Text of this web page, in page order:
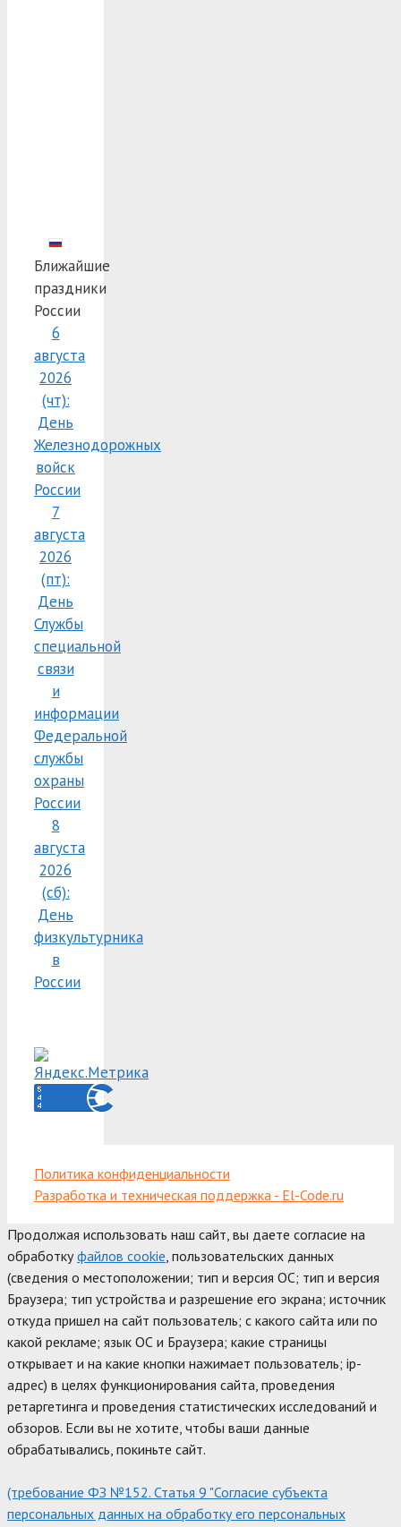
Ближайшие
праздники
России
6
августа
2026
(чт):
День
Железнодорожных
войск
России
7
августа
2026
(пт):
День
Службы
специальной
связи
и
информации
Федеральной
службы
охраны
России
8
августа
2026
(сб):
День
физкультурника
в
России
Политика конфиденциальности
Разработка и техническая поддержка - El-Code.ru
Продолжая использовать наш сайт, вы даете согласие на
обработкуфайлов cookie , пользовательских данных
(сведения о местоположении; тип и версия ОС; тип и версия
Браузера; тип устройства и разрешение его экрана; источник
откуда пришел на сайт пользователь; с какого сайта или по
какой рекламе; язык ОС и Браузера; какие страницы
открывает и на какие кнопки нажимает пользователь; ip-
адрес) в целях функционирования сайта, проведения
ретаргетинга и проведения статистических исследований и
обзоров. Если вы не хотите, чтобы ваши данные
обрабатывались, покиньте сайт.
(требование ФЗ №152. Статья 9 "Согласие субъекта
персональных данных на обработку его персональных